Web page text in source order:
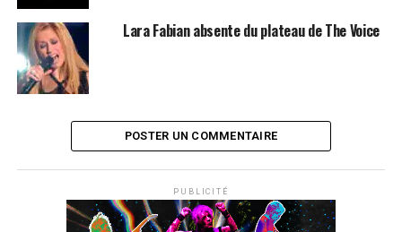
Lara Fabian absente du plateau de The Voice
POSTER UN COMMENTAIRE
PUBLICITÉ